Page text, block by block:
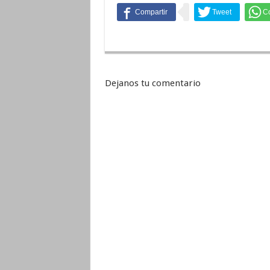
Dejanos tu comentario